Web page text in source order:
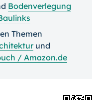
Bodenverlegung
Themen
und
/ Amazon.de